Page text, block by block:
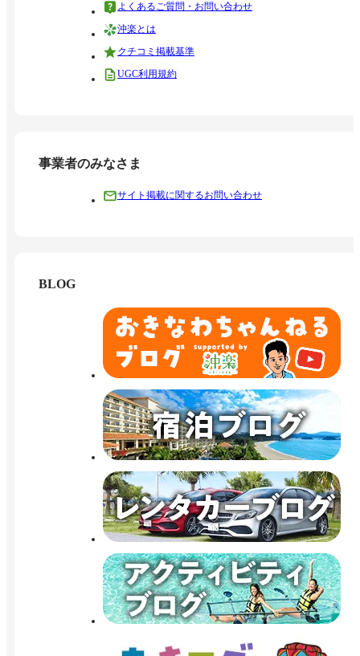
よくあるご質問・お問い合わせ
沖楽とは
クチコミ掲載基準
UGC利用規約
事業者のみなさま
サイト掲載に関するお問い合わせ
BLOG